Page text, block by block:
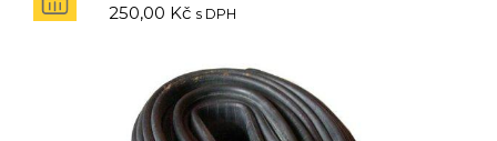
250,00 Kč s DPH